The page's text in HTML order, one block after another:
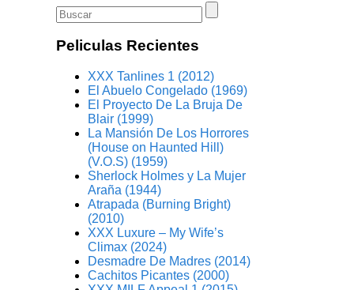
Peliculas Recientes
XXX Tanlines 1 (2012)
El Abuelo Congelado (1969)
El Proyecto De La Bruja De
Blair (1999)
La Mansión De Los Horrores
(House on Haunted Hill)
(V.O.S) (1959)
Sherlock Holmes y La Mujer
Araña (1944)
Atrapada (Burning Bright)
(2010)
XXX Luxure – My Wife’s
Climax (2024)
Desmadre De Madres (2014)
Cachitos Picantes (2000)